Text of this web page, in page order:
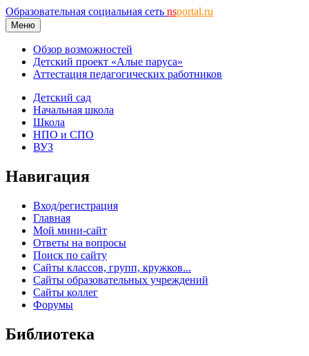
Образовательная социальная сеть nsportal.ru
Меню
Обзор возможностей
Детский проект «Алые паруса»
Аттестация педагогических работников
Детский сад
Начальная школа
Школа
НПО и СПО
ВУЗ
Навигация
Вход/регистрация
Главная
Мой мини-сайт
Ответы на вопросы
Поиск по сайту
Сайты классов, групп, кружков...
Сайты образовательных учреждений
Сайты коллег
Форумы
Библиотека